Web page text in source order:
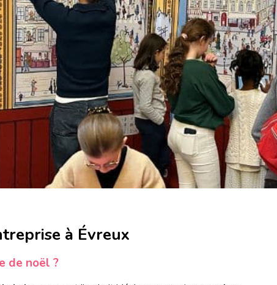
à Évreux
de noël ?